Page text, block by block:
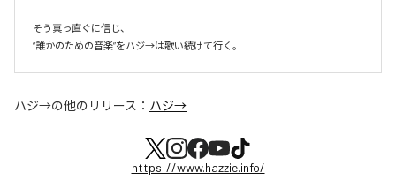
そう真っ直ぐに信じ、
ハジ→の他のリリース： ハジ→
https://www.hazzie.info/